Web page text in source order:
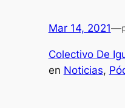
Mar 14, 2021—
Colectivo De
en Noticias,